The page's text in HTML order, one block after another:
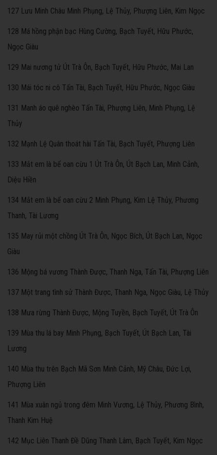
127 Lưu Minh Châu Minh Phụng, Lệ Thủy, Phượng Liên, Kim Ngọc
128 Má hồng phận bạc Hùng Cường, Bạch Tuyết, Hữu Phước,
Ngọc Giàu
129 Mai nương tử Út Trà Ôn, Bạch Tuyết, Hữu Phước, Mai Lan
130 Mái tóc ni cô Tấn Tài, Bạch Tuyết, Hữu Phước, Ngọc Giàu
131 Manh áo quê nghèo Tấn Tài, Phượng Liên, Minh Phụng, Lệ
Thủy
132 Mạnh Lệ Quân thoát hài Tấn Tài, Bạch Tuyết, Phượng Liên
133 Mắt em là bể oan cừu 1 Út Trà Ôn, Út Bạch Lan, Minh Cảnh,
Diệu Hiền
134 Mắt em là bể oan cừu 2 Minh Phụng, Kim Lệ Thủy, Phương
Thanh, Tài Lương
135 May rủi một chồng Út Trà Ôn, Ngọc Bích, Út Bạch Lan, Ngọc
Giàu
136 Mộng bá vương Thành Được, Thanh Nga, Tấn Tài, Phượng Liên
137 Một trang tình sử Thành Được, Thanh Nga, Ngọc Giàu, Lệ Thủy
138 Mưa rừng Thành Được, Mộng Tuyền, Bạch Tuyết, Út Trà Ôn
139 Mùa thu lá bay Minh Phụng, Bạch Tuyết, Út Bạch Lan, Tài
Lương
140 Mùa thu trên Bạch Mã Sơn Minh Cảnh, Mỹ Châu, Đức Lợi,
Phượng Liên
141 Mùa xuân ngủ trong đêm Minh Vương, Lệ Thủy, Phương Bình,
Thanh Kim Huệ
142 Mục Liên Thanh Đề Dũng Thanh Lâm, Bạch Tuyết, Kim Ngọc